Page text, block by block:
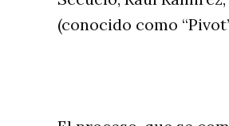
(conocido como